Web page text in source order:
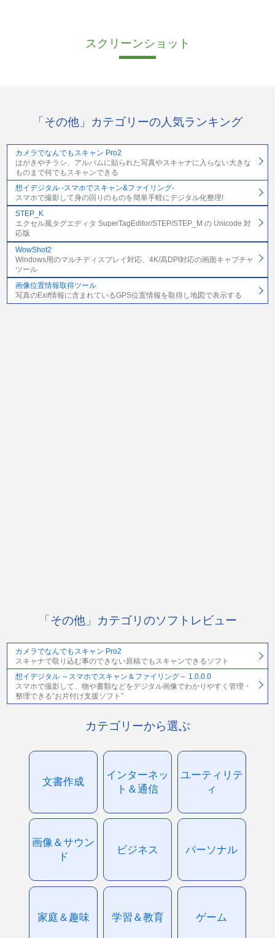
スクリーンショット
「その他」カテゴリーの人気ランキング
カメラでなんでもスキャン Pro2
はがきやチラシ、アルバムに貼られた写真やスキャナに入らない大きな
ものまで何でもスキャンできる
想イデジタル -スマホでスキャン&ファイリング-
スマホで撮影して身の回りのものを簡単手軽にデジタル化整理!
STEP_K
エクセル風タグエディタ SuperTagEditor/STEP/STEP_M の Unicode 対
応版
WowShot2
Windows用のマルチディスプレイ対応、4K/高DPI対応の画面キャプチャ
ツール
画像位置情報取得ツール
写真のExif情報に含まれているGPS位置情報を取得し地図で表示する
「その他」カテゴリのソフトレビュー
カメラでなんでもスキャン Pro2
スキャナで取り込む事のできない原稿でもスキャンできるソフト
想イデジタル ～スマホでスキャン＆ファイリング～ 1.0.0.0
スマホで撮影して、物や書類などをデジタル画像でわかりやすく管理・
整理できる“お片付け支援ソフト”
カテゴリーから選ぶ
文書作成
インターネッ
ト＆通信
ユーティリテ
ィ
画像＆サウン
ド
ビジネス パーソナル
家庭＆趣味 学習＆教育 ゲーム